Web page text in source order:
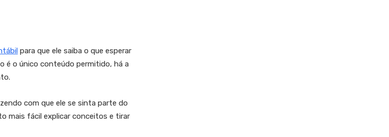
para que ele saiba o que esperar
é o único conteúdo permitido, há a
com que ele se sinta parte do
mais fácil explicar conceitos e tirar